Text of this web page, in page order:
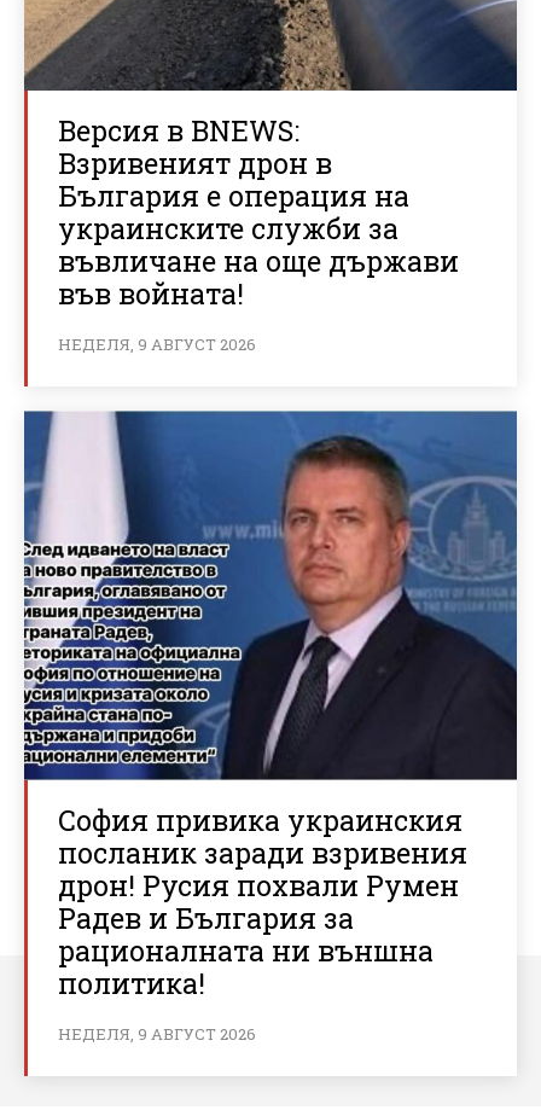
Версия в BNEWS:
Взривеният дрон в
България е операция на
украинските служби за
въвличане на още държави
във войната!
НЕДЕЛЯ, 9 АВГУСТ 2026
София привика украинския
посланик заради взривения
дрон! Русия похвали Румен
Радев и България за
рационалната ни външна
политика!
НЕДЕЛЯ, 9 АВГУСТ 2026